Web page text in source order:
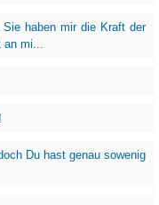
haben mir die Kraft der
an mi...
Du hast genau sowenig